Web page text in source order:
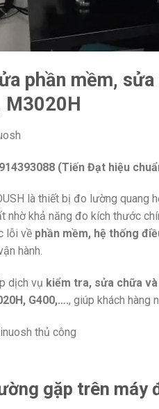
phần mềm,
M3020H
(Tiến Đạt hiệu
là thiết bị đo lường quang
nhờ khả năng đo kích thước
lỗi về phần mềm, hệ thống
hành.
dịch vụ kiểm tra, sửa chữa
G400,…., giúp khách hàng
gặp trên máy